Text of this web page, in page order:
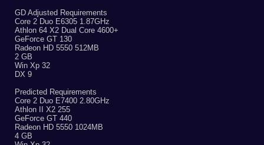
GD Adjusted Requirements
Core 2 Duo E6305 1.87GHz
Athlon 64 X2 Dual Core 4600+
GeForce GT 130
Radeon HD 5550 512MB
2 GB
Win Xp 32
DX 9
Predicted Requirements
Core 2 Duo E7400 2.80GHz
Athlon II X2 255
GeForce GT 440
Radeon HD 5550 1024MB
4 GB